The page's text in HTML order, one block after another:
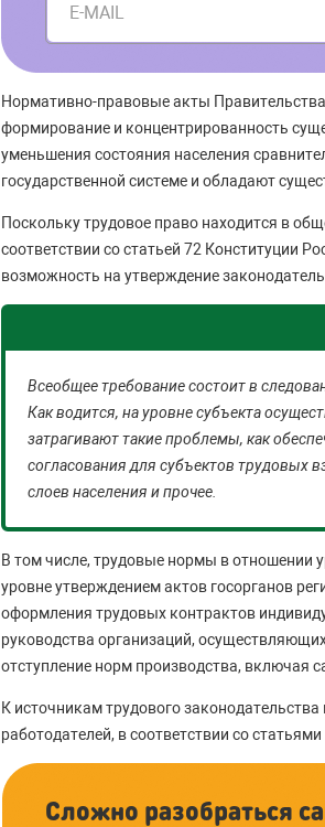
E-MAIL
Нормативно-правовые акты
формирование и концентрированность
уменьшения состояния населения
государственной системе и обладают
Поскольку трудовое право находится в
соответствии со статьей 72 Конституции
возможность на утверждение
Всеобщее требование состоит в
Как водится, на уровне субъекта
затрагивают такие проблемы, как
согласования для субъектов
слоев населения и прочее.
В том числе, трудовые нормы в отношении
уровне утверждением актов госорганов
оформления трудовых контрактов
руководства организаций,
отступление норм производства, включая
К источникам трудового
работодателей, в соответствии со
Сложно разобраться